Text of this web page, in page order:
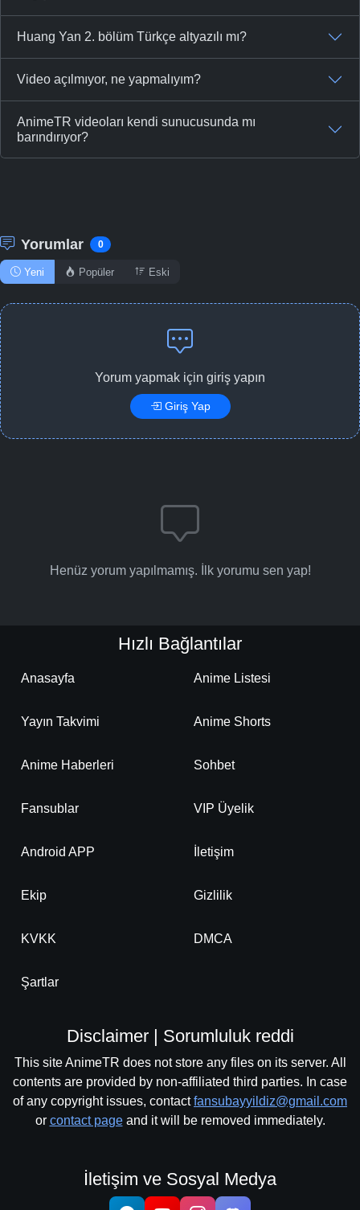
Huang Yan 2. bölüm Türkçe altyazılı mı?
Video açılmıyor, ne yapmalıyım?
AnimeTR videoları kendi sunucusunda mı
barındırıyor?
Yorumlar 0
Yeni Popüler Eski
Yorum yapmak için giriş yapın
Giriş Yap
Henüz yorum yapılmamış. İlk yorumu sen yap!
Hızlı Bağlantılar
Anasayfa Anime Listesi
Yayın Takvimi Anime Shorts
Anime Haberleri Sohbet
Fansublar VIP Üyelik
Android APP İletişim
Ekip Gizlilik
KVKK DMCA
Şartlar
Disclaimer | Sorumluluk reddi
This site AnimeTR does not store any files on its server. All
contents are provided by non-affiliated third parties. In case
of any copyright issues, contactfansubayyildiz@gmail.com
or contact pageand it will be removed immediately.
İletişim ve Sosyal Medya